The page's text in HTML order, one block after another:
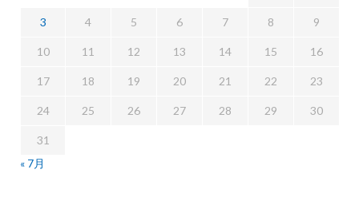
3 4 5 6 7 8 9
10 11 12 13 14 15 16
17 18 19 20 21 22 23
24 25 26 27 28 29 30
31
« 7月